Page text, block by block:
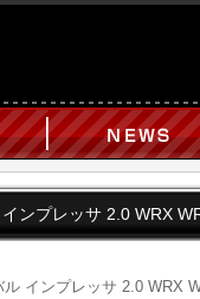
ンプレッサ 2.0 WRX
インプレッサ 2.0 WRX